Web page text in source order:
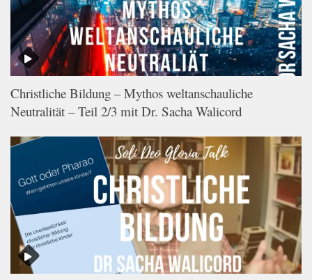
Christliche Bildung – Mythos weltanschauliche
Neutralität – Teil 2/3 mit Dr. Sacha Walicord